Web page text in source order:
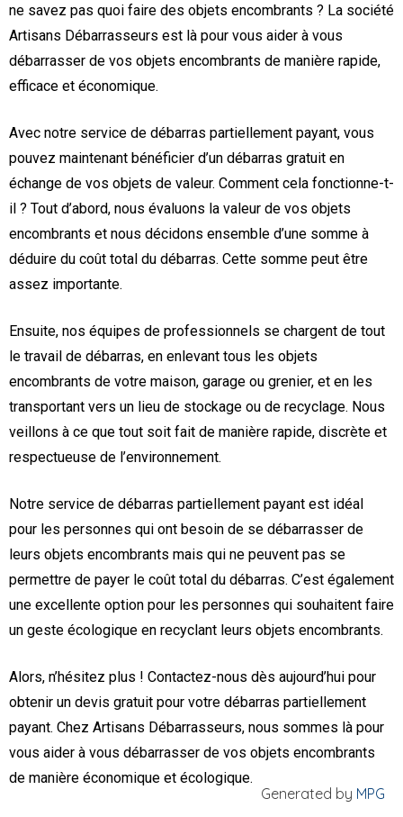
ne savez pas quoi faire des objets encombrants ? La société
Artisans Débarrasseurs est là pour vous aider à vous
débarrasser de vos objets encombrants de manière rapide,
efficace et économique.
Avec notre service de débarras partiellement payant, vous
pouvez maintenant bénéficier d’un débarras gratuit en
échange de vos objets de valeur. Comment cela fonctionne-t-
il ? Tout d’abord, nous évaluons la valeur de vos objets
encombrants et nous décidons ensemble d’une somme à
déduire du coût total du débarras. Cette somme peut être
assez importante.
Ensuite, nos équipes de professionnels se chargent de tout
le travail de débarras, en enlevant tous les objets
encombrants de votre maison, garage ou grenier, et en les
transportant vers un lieu de stockage ou de recyclage. Nous
veillons à ce que tout soit fait de manière rapide, discrète et
respectueuse de l’environnement.
Notre service de débarras partiellement payant est idéal
pour les personnes qui ont besoin de se débarrasser de
leurs objets encombrants mais qui ne peuvent pas se
permettre de payer le coût total du débarras. C’est également
une excellente option pour les personnes qui souhaitent faire
un geste écologique en recyclant leurs objets encombrants.
Alors, n’hésitez plus ! Contactez-nous dès aujourd’hui pour
obtenir un devis gratuit pour votre débarras partiellement
payant. Chez Artisans Débarrasseurs, nous sommes là pour
vous aider à vous débarrasser de vos objets encombrants
de manière économique et écologique.
Generated by MPG